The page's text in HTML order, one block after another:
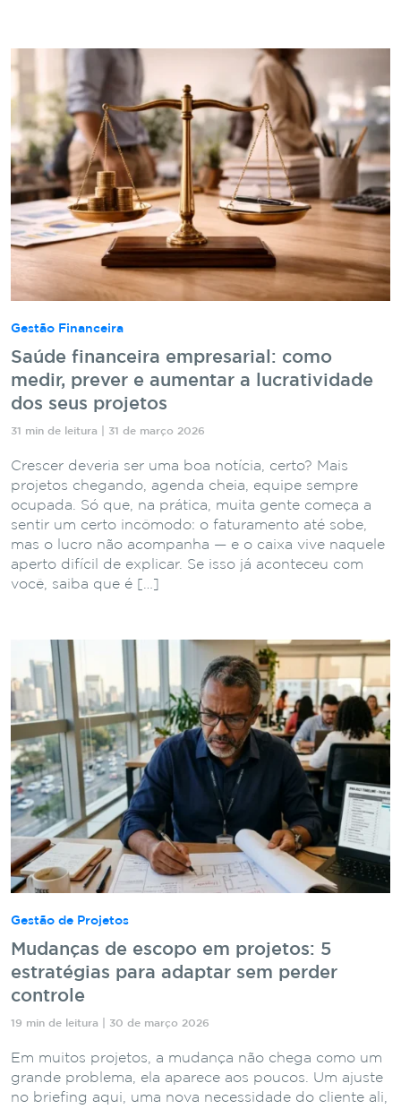
Gestão Financeira
Saúde financeira empresarial: como
medir, prever e aumentar a lucratividade
dos seus projetos
31 min de leitura | 31 de março 2026
Crescer deveria ser uma boa notícia, certo? Mais
projetos chegando, agenda cheia, equipe sempre
ocupada. Só que, na prática, muita gente começa a
sentir um certo incômodo: o faturamento até sobe,
mas o lucro não acompanha — e o caixa vive naquele
aperto difícil de explicar. Se isso já aconteceu com
você, saiba que é […]
Gestão de Projetos
Mudanças de escopo em projetos: 5
estratégias para adaptar sem perder
controle
19 min de leitura | 30 de março 2026
Em muitos projetos, a mudança não chega como um
grande problema, ela aparece aos poucos. Um ajuste
no briefing aqui, uma nova necessidade do cliente ali,